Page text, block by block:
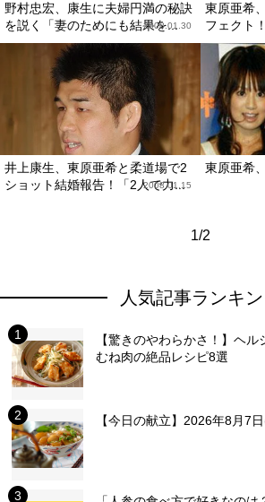
野村忠宏、康生に夫婦円満の秘訣
を説く「妻のためにも結果を...
2008.01.30
東原亜希
フェクト！
井上康生、東原亜希と柔道場で2
ショット結婚報告！「2人で力...
2008.01.15
東原亜希
1/2
人気記事ランキ
【驚きのやわらかさ！】ヘ
むね肉の絶品レシピ8選
【今日の献立】2026年8月7